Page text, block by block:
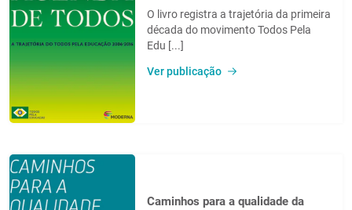
O livro registra a trajetória da primeira
década do movimento Todos Pela
Edu [...]
Ver publicação
Caminhos para a qualidade da